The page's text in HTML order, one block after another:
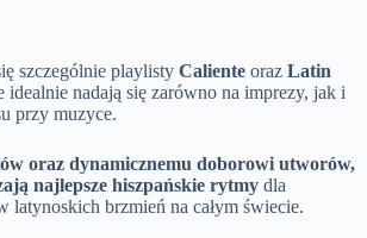
szczególnie playlisty Caliente oraz Latin
idealnie nadają się zarówno na imprezy, jak i
przy muzyce.
oraz dynamicznemu doborowi utworów,
najlepsze hiszpańskie rytmy dla
latynoskich brzmień na całym świecie.